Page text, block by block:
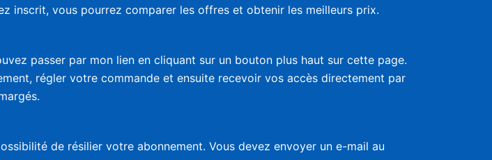
inscrit, vous pourrez comparer les offres et obtenir les meilleurs prix.
passer par mon lien en cliquant sur un bouton plus haut sur cette page.
régler votre commande et ensuite recevoir vos accès directement par
de résilier votre abonnement. Vous devez envoyer un e-mail au